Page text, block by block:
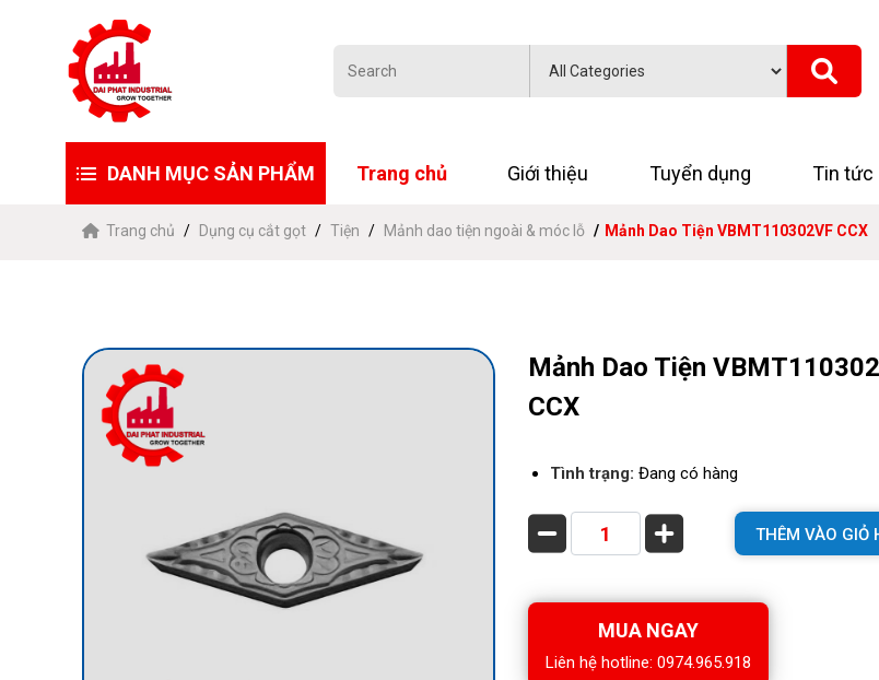
DANH MỤC SẢN PHẨM Trang chủ Giới thiệu Tuyển dụng Tin tức
Trang chủ Dụng cụ cắt gọt Tiện Mảnh dao tiện ngoài & móc lỗ Mảnh Dao Tiện VBMT110302VF CCX
Mảnh Dao Tiện
CCX
Tình trạng: Đang có hàng
THÊM VÀO GIỎ
MUA NGAY
Liên hệ hotline: 0974.965.918